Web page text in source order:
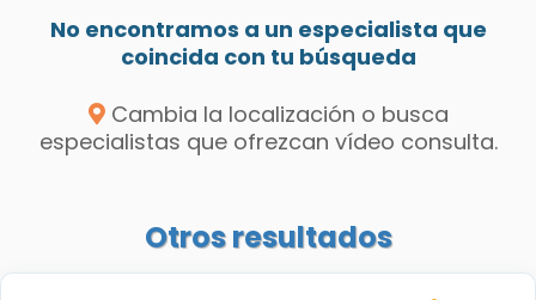
No encontramos a un especialista que
coincida con tu búsqueda
Cambia la localización o busca
especialistas que ofrezcan vídeo consulta.
Otros resultados